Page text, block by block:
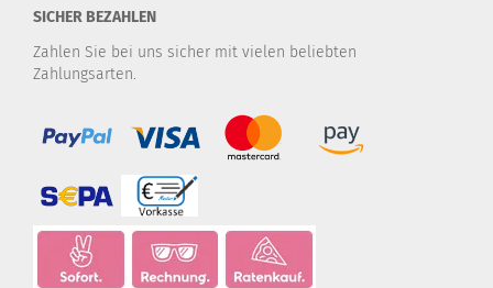
SICHER BEZAHLEN
Zahlen Sie bei uns sicher mit vielen beliebten
Zahlungsarten.